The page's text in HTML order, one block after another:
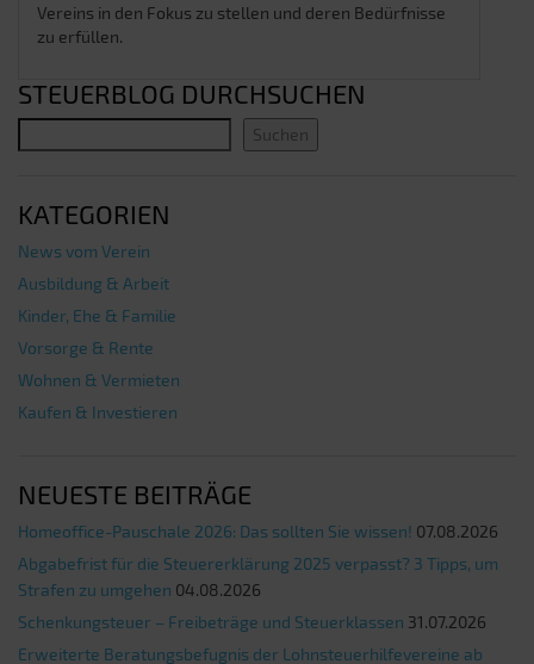
Vereins in den Fokus zu stellen und deren Bedürfnisse
zu erfüllen.
STEUERBLOG DURCHSUCHEN
Suchen
KATEGORIEN
News vom Verein
Ausbildung & Arbeit
Kinder, Ehe & Familie
Vorsorge & Rente
Wohnen & Vermieten
Kaufen & Investieren
NEUESTE BEITRÄGE
Homeoffice-Pauschale 2026: Das sollten Sie wissen! 07.08.2026
Abgabefrist für die Steuererklärung 2025 verpasst? 3 Tipps, um
Strafen zu umgehen 04.08.2026
Schenkungsteuer – Freibeträge und Steuerklassen 31.07.2026
Erweiterte Beratungsbefugnis der Lohnsteuerhilfevereine ab